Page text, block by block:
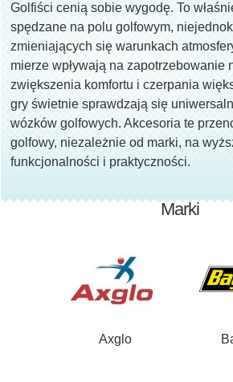
Golfiści cenią sobie wygodę. To
spędzane na polu golfowym,
zmieniających się warunkach
mierze wpływają na zapotrzebowanie
zwiększenia komfortu i czerpania
gry świetnie sprawdzają się
wózków golfowych. Akcesoria te
golfowy, niezależnie od marki, na
funkcjonalności i praktyczności.
Marki
Axglo